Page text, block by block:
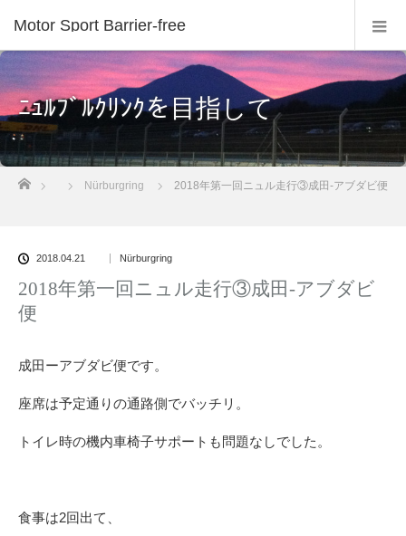
Motor Sport Barrier-free
ﾆｭﾙﾌﾞﾙｸﾘﾝｸを目指して
Nürburgring 2018年第一回ニュル走行③成田-アブダビ便
2018.04.21 Nürburgring
2018年第一回ニュル走行③成田-アブダビ
便
成田ーアブダビ便です。
座席は予定通りの通路側でバッチリ。
トイレ時の機内車椅子サポートも問題なしでした。
食事は2回出て、